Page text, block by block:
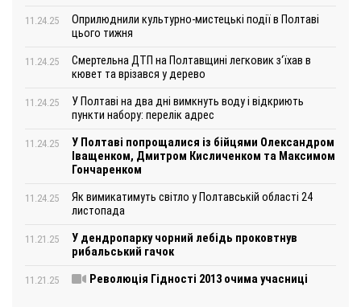
11.24.25
Оприлюднили культурно-мистецькі події в Полтаві
цього тижня
11.24.25
Смертельна ДТП на Полтавщині легковик з‘їхав в
кювет та врізався у дерево
11.24.25
У Полтаві на два дні вимкнуть воду і відкриють
пункти набору: перелік адрес
11.24.25
У Полтаві попрощалися із бійцями Олександром
Іващенком, Дмитром Кисличенком та Максимом
Гончаренком
11.24.25
Як вимикатимуть світло у Полтавській області 24
листопада
11.21.25
У дендропарку чорний лебідь проковтнув
рибальський гачок
11.21.25 Революція Гідності 2013 очима учасниці